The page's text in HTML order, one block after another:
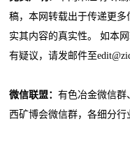
稿，本网转载出于传递更
实其内容的真实性。 如本
有疑议，请发邮件至
微信联盟：有色冶金微信群
西矿博会微信群，各细分行